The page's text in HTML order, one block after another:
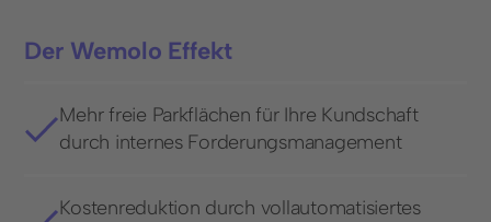
Der Wemolo Effekt
Mehr freie Parkflächen für Ihre Kundschaft
durch internes Forderungsmanagement
Kostenreduktion durch vollautomatisiertes